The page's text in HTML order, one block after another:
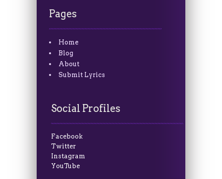
Pages
Home
Blog
About
Submit Lyrics
Social Profiles
Facebook
Twitter
Instagram
YouTube